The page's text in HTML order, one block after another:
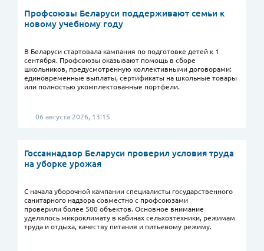
Профсоюзы Беларуси поддерживают семьи к
новому учебному году
В Беларуси стартовала кампания по подготовке детей к 1
сентября. Профсоюзы оказывают помощь в сборе
школьников, предусмотренную коллективными договорами:
единовременные выплаты, сертификаты на школьные товары
или полностью укомплектованные портфели.
06 августа 2026, 13:15
Госсаннадзор Беларуси проверил условия труда
на уборке урожая
С начала уборочной кампании специалисты государственного
санитарного надзора совместно с профсоюзами
проверили более 500 объектов. Основное внимание
уделялось микроклимату в кабинах сельхозтехники, режимам
труда и отдыха, качеству питания и питьевому режиму.